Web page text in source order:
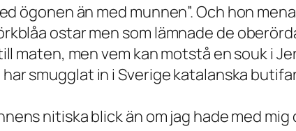
ögonen än med munnen”. Och hon
ostar men som lämnade de
maten, men vem kan motstå en souk i
smugglat in i Sverige katalanska
nitiska blick än om jag hade med mig